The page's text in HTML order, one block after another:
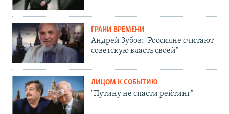
ГРАНИ ВРЕМЕНИ
Андрей Зубов: "Россияне считают
советскую власть своей"
ЛИЦОМ К СОБЫТИЮ
"Путину не спасти рейтинг"